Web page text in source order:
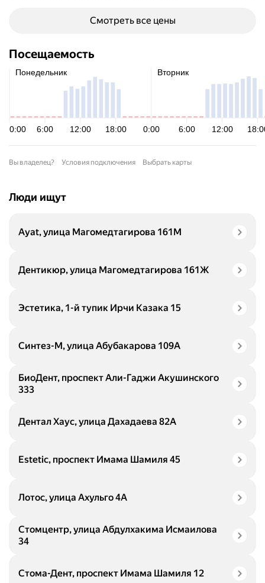
Смотреть все цены
Посещаемость
Вы владелец? Условия подключения Выбрать карты
Люди ищут
Ayat, улица Магомедтагирова 161М
Дентикюр, улица Магомедтагирова 161Ж
Эстетика, 1-й тупик Ирчи Казака 15
Синтез-М, улица Абубакарова 109А
БиоДент, проспект Али-Гаджи Акушинского
333
Дентал Хаус, улица Дахадаева 82А
Estetic, проспект Имама Шамиля 45
Лотос, улица Ахульго 4А
Стомцентр, улица Абдулхакима Исмаилова
34
Стома-Дент, проспект Имама Шамиля 12